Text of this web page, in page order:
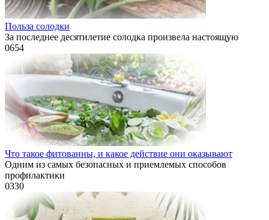
Польза солодки
За последнее десятилетие солодка произвела настоящую
0654
Что такое фитованны, и какое действие они оказывают
Одним из самых безопасных и приемлемых способов
профилактики
0330